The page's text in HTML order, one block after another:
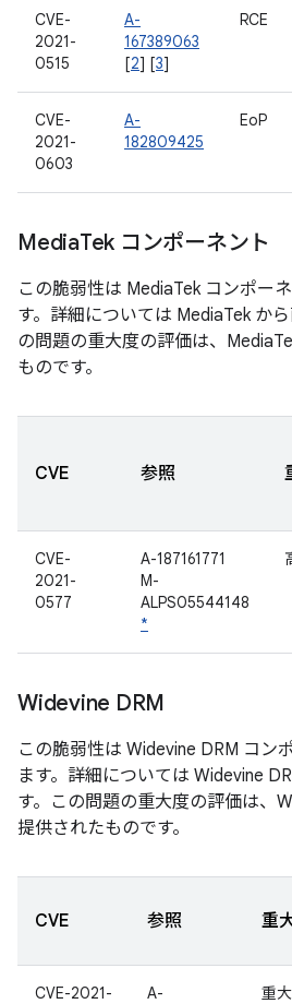
CVE-
2021-
0515
A-
167389063
[2] [3]
RCE
CVE-
2021-
0603
A-
182809425
EoP
MediaTek コンポーネント
この脆弱性は MediaTek コンポー
す。詳細については MediaTek か
の問題の重大度の評価は、
ものです。
CVE 参照
CVE-
2021-
0577
A-187161771
M-
ALPS05544148
*
Widevine DRM
この脆弱性は Widevine DRM コン
ます。詳細については Widevine
す。この問題の重大度の評価は、
提供されたものです。
CVE 参照 重
CVE-2021-
A-
重大